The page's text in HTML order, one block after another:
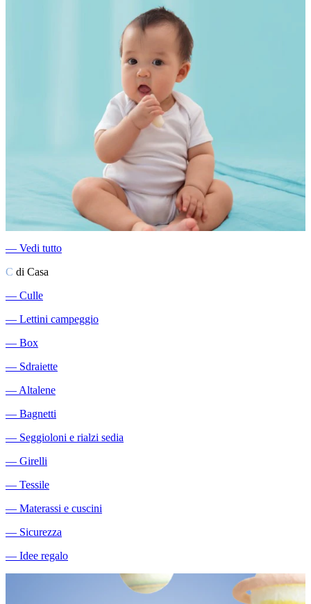
― Vedi tutto
C di Casa
― Culle
― Lettini campeggio
― Box
― Sdraiette
―Altalene
― Bagnetti
― Seggioloni e rialzi sedia
― Girelli
― Tessile
― Materassi e cuscini
― Sicurezza
― Idee regalo